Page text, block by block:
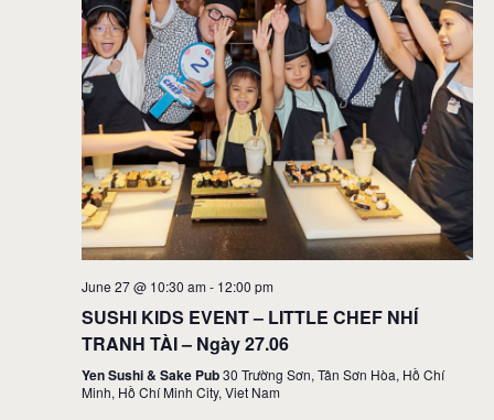
June 27 @ 10:30 am- 12:00 pm
SUSHI KIDS EVENT – LITTLE CHEF NHÍ
TRANH TÀI – Ngày 27.06
Yen Sushi & Sake Pub30 Trường Sơn, Tân Sơn Hòa, Hồ Chí
Minh, Hồ Chí Minh City, Viet Nam